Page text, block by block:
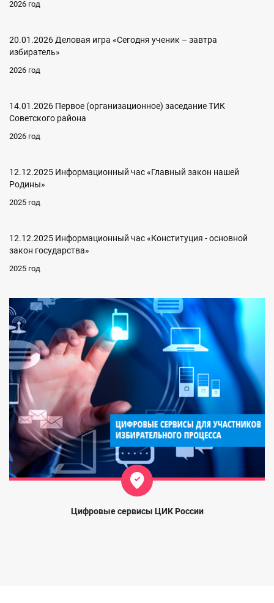
2026 год
20.01.2026 Деловая игра «Сегодня ученик – завтра
избиратель»
2026 год
14.01.2026 Первое (организационное) заседание ТИК
Советского района
2026 год
12.12.2025 Информационный час «Главный закон нашей
Родины»
2025 год
12.12.2025 Информационный час «Конституция - основной
закон государства»
2025 год
Цифровые сервисы ЦИК России